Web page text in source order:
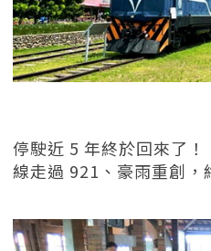
停駛近 5 年終於回來了
線走過 921、豪雨重創，